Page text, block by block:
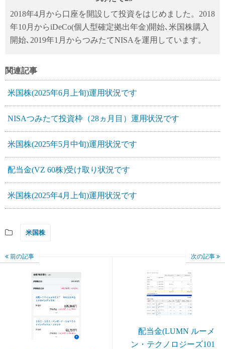
2018年4月から口座を開設して投資をはじめました。2018
年10月からiDeCo(個人型確定拠出年金)開始､米国株購入
開始､2019年1月からつみたてNISAを運用しています。
関連記事
米国株(2025年6月上旬)運用状況です
NISAつみたて投資枠（28ヵ月目）運用状況です
米国株(2025年5月中旬)運用状況です
配当金(VZ 60株)受け取り状況です
米国株(2025年4月上旬)運用状況です
米国株
前の記事 次の記事
配当金(LUMN ルーメ
ン・テクノロジーズ101